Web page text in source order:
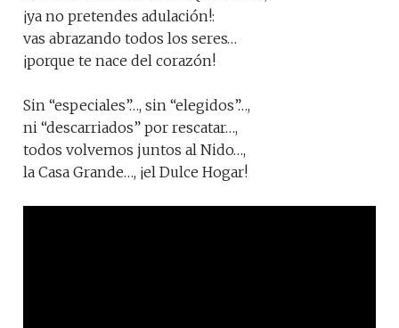
¡ya no pretendes adulación!:
vas abrazando todos los seres…
¡porque te nace del corazón!
Sin “especiales”…, sin “elegidos”…,
ni “descarriados” por rescatar…,
todos volvemos juntos al Nido…,
la Casa Grande…, ¡el Dulce Hogar!